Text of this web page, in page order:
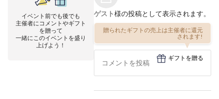
イベント前でも後でも
主催者にコメントやギフト
を贈って
一緒にこのイベントを盛り
上げよう！
ゲスト様の投稿として表示されます。
贈られたギフトの売上は主催者に還元
されます!
ギフトを贈る